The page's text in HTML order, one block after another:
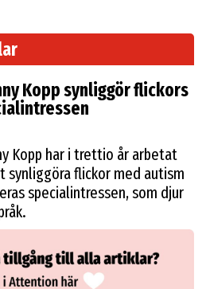
Kopp synliggör flickors
Kopp har i trettio år arbetat
synliggöra flickor med autism
specialintressen, som djur